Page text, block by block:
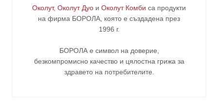
Околут, Околут Дуо и Околут Комби са продукти
на фирма БОРОЛА , която е създадена през
1996 г.
БОРОЛА е символ на доверие,
безкомпромисно качество и цялостна грижа за
здравето на потребителите